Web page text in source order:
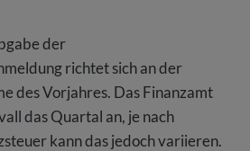
der
richtet sich an der
des Vorjahres. Das Finanzamt
das Quartal an, je nach
kann das jedoch variieren.